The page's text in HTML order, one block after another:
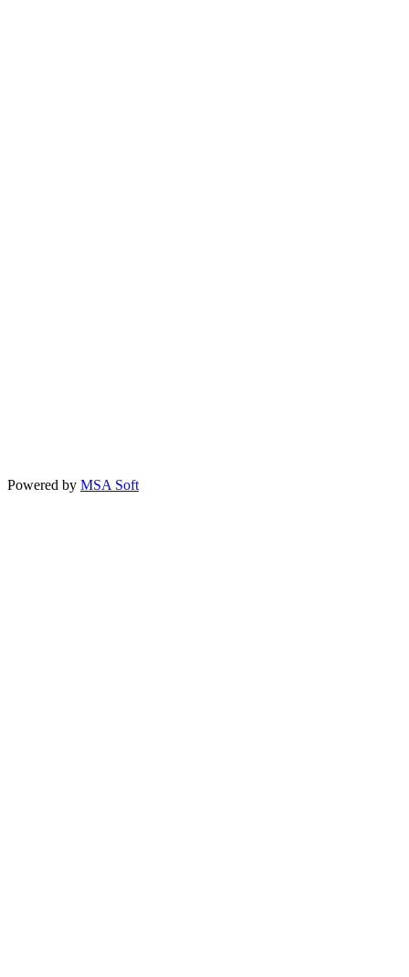
Powered by MSA Soft